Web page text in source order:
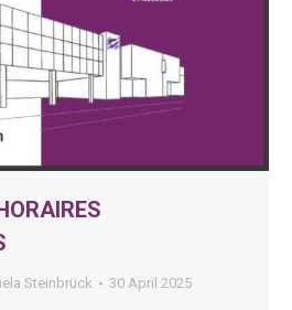
Steinbrück 30 April 2025